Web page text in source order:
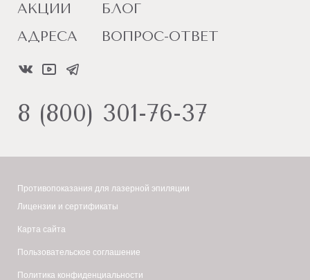
АКЦИИ
АДРЕСА
БЛОГ
ВОПРОС-ОТВЕТ
8 (800) 301-76-37
Противопоказания для лазерной эпиляции
Лицензии и сертификаты
Карта сайта
Пользовательское соглашение
Политика конфиденциальности